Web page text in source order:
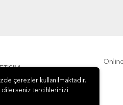
çerezler kullanılmaktadır.
dilerseniz tercihlerinizi